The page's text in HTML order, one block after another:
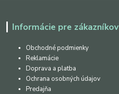
Informácie pre zákazníkov
Obchodné podmienky
Reklamácie
Doprava a platba
Ochrana osobných údajov
Predajňa